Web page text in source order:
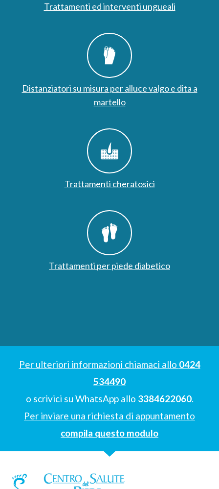
Trattamenti ed interventi ungueali
Distanziatori su misura per alluce valgo e dita a
martello
Trattamenti cheratosici
Trattamenti per piede diabetico
Per ulteriori informazioni chiamaci allo 0424
534490
o scrivici su WhatsApp allo 3384622060.
Per inviare una richiesta di appuntamento
compila questo modulo